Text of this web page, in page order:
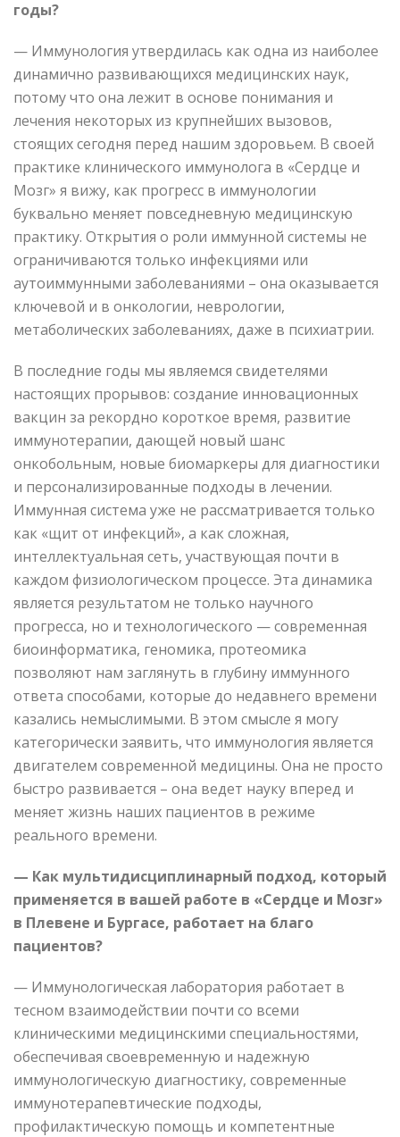
годы?
— Иммунология утвердилась как одна из наиболее
динамично развивающихся медицинских наук,
потому что она лежит в основе понимания и
лечения некоторых из крупнейших вызовов,
стоящих сегодня перед нашим здоровьем. В своей
практике клинического иммунолога в «Сердце и
Мозг» я вижу, как прогресс в иммунологии
буквально меняет повседневную медицинскую
практику. Открытия о роли иммунной системы не
ограничиваются только инфекциями или
аутоиммунными заболеваниями – она оказывается
ключевой и в онкологии, неврологии,
метаболических заболеваниях, даже в психиатрии.
В последние годы мы являемся свидетелями
настоящих прорывов: создание инновационных
вакцин за рекордно короткое время, развитие
иммунотерапии, дающей новый шанс
онкобольным, новые биомаркеры для диагностики
и персонализированные подходы в лечении.
Иммунная система уже не рассматривается только
как «щит от инфекций», а как сложная,
интеллектуальная сеть, участвующая почти в
каждом физиологическом процессе. Эта динамика
является результатом не только научного
прогресса, но и технологического — современная
биоинформатика, геномика, протеомика
позволяют нам заглянуть в глубину иммунного
ответа способами, которые до недавнего времени
казались немыслимыми. В этом смысле я могу
категорически заявить, что иммунология является
двигателем современной медицины. Она не просто
быстро развивается – она ведет науку вперед и
меняет жизнь наших пациентов в режиме
реального времени.
— Как мультидисциплинарный подход, который
применяется в вашей работе в «Сердце и Мозг»
в Плевене и Бургасе, работает на благо
пациентов?
— Иммунологическая лаборатория работает в
тесном взаимодействии почти со всеми
клиническими медицинскими специальностями,
обеспечивая своевременную и надежную
иммунологическую диагностику, современные
иммунотерапевтические подходы,
профилактическую помощь и компетентные